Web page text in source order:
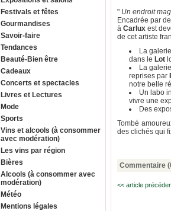
Festivals et fêtes
Gourmandises
Savoir-faire
Tendances
Beauté-Bien être
Cadeaux
Concerts et spectacles
Livres et Lectures
Mode
Sports
Vins et alcools (à consommer
avec modération)
Les vins par région
Bières
Alcools (à consommer avec
modération)
Météo
Mentions légales
" Un endroit
Encadrée par
à Carlux est
de cet artiste
La
dans le Lot
La
reprises par
notre belle
Un labo
vivre une
Des
Tombé
des clichés qui
Commentaire
<< article